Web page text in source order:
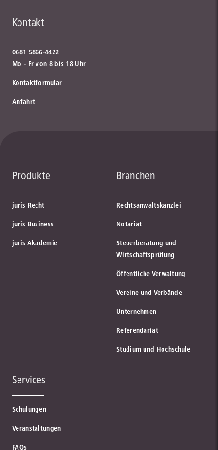
Kontakt
0681 5866-4422
Mo - Fr von 8 bis 18 Uhr
Kontaktformular
Anfahrt
Produkte
juris Recht
juris Business
juris Akademie
Branchen
Rechtsanwaltskanzlei
Notariat
Steuerberatung und
Wirtschaftsprüfung
Öffentliche Verwaltung
Vereine und Verbände
Unternehmen
Referendariat
Studium und Hochschule
Services
Schulungen
Veranstaltungen
FAQs